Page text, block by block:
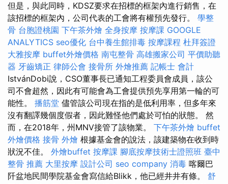
但是，與此同時，KDSZ要求在招標的框架內進行銷售，在
該招標的框架內，公司代表的工會將有權預先發行。 學整
骨 台胞證桃園 下午茶外燴 全身按摩 按摩課 GOOGLE
ANALYTICS seo優化 台中養生館排毒 按摩課程 杜拜簽證
大雅按摩 buffet外燴價格 南屯整骨 高雄搬家公司 平價助聽
器 牙齒矯正 律師公會 接骨所 外燴推薦 記帳士 會計
IstvánDobi說，CSO董事長已通知工程委員會成員，該公
司不會超然，因此有可能會為工會提供預先享用第一輪的可
能性。 播筋堂 儘管該公司現在指的是低利用率，但多年來
沒有翻譯幾個度假者，因此難怪他們處於可怕的狀態。 然
而，在2018年，州MNV接管了該物業。 下午茶外燴 buffet
外燴價格 接骨 外燴 根據基金會的說法，該建築物在收到時
狀況不佳。 外燴buffet 按摩課 腳底按摩技術士證照班 臺中
整骨 推薦 大里按摩 設計公司 seo company 消毒 喀爾巴
阡盆地民間學院基金會寫信給Blikk，他已經井井有條。 舒